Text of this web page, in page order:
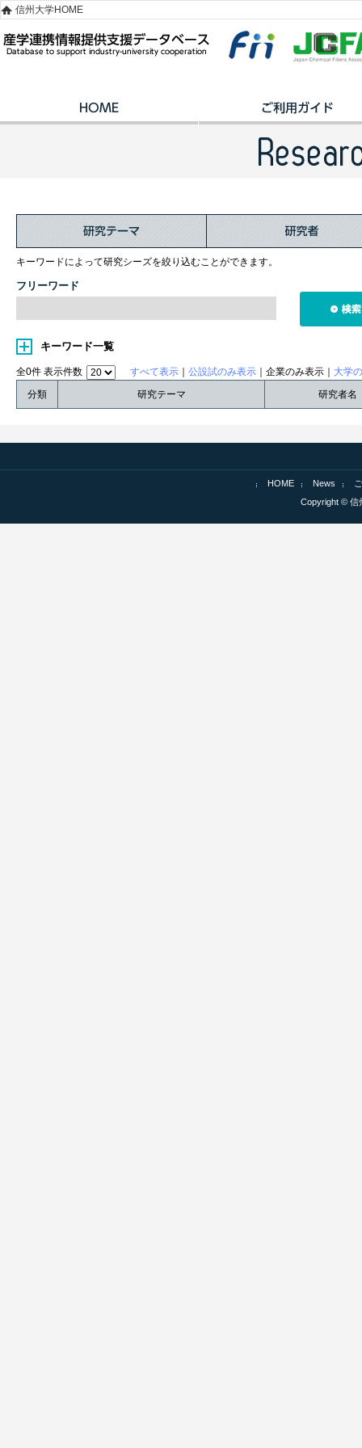
信州大学HOME
キーワードによって研究シーズを絞り込むことができます。
フリーワード
キーワード一覧
全0件 表示件数 すべて表示 公設試のみ表示 ｜企業のみ表示｜ 大学
分類
研究テーマ 研究者名
HOME News
Copyright © 信